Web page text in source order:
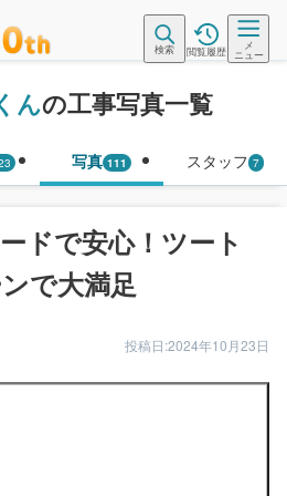
検索 閲覧履歴
メ
ニュー
んの工事写真一覧
写真 111 スタッフ 7
ドで安心！ツート
で大満足
投稿日:2024年10月23日